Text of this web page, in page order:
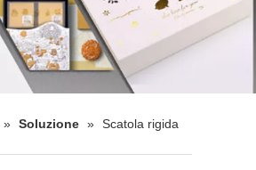
» Soluzione » Scatola rigida